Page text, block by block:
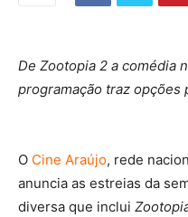
De Zootopia 2 a comédia
programação traz opções
O Cine Araújo, rede
anuncia as estreias da
diversa que inclui